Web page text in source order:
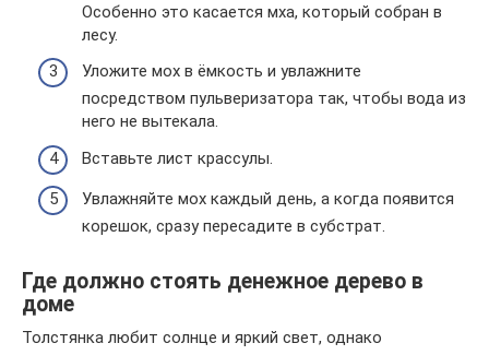
Особенно это касается мха, который собран в
лесу.
Уложите мох в ёмкость и увлажните
посредством пульверизатора так, чтобы вода из
него не вытекала.
Вставьте лист крассулы.
Увлажняйте мох каждый день, а когда появится
корешок, сразу пересадите в субстрат.
Где должно стоять денежное дерево в
доме
Толстянка любит солнце и яркий свет, однако